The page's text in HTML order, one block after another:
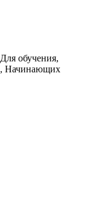
обучения,
Начинающих